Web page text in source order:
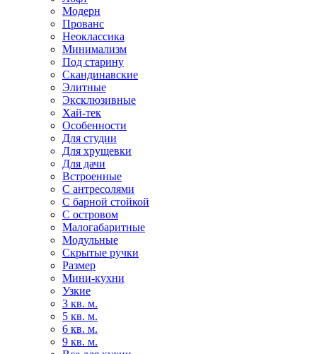
Модерн
Прованс
Неоклассика
Минимализм
Под старину
Скандинавские
Элитные
Эксклюзивные
Хай-тек
Особенности
Для студии
Для хрущевки
Для дачи
Встроенные
С антресолями
С барной стойкой
С островом
Малогабаритные
Модульные
Скрытые ручки
Размер
Мини-кухни
Узкие
3 кв. м.
5 кв. м.
6 кв. м.
9 кв. м.